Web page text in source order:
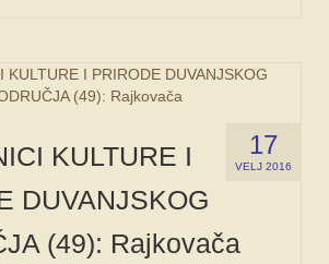
17
VELJ 2016
KULTURE I
DUVANJSKOG
(49): Rajkovača